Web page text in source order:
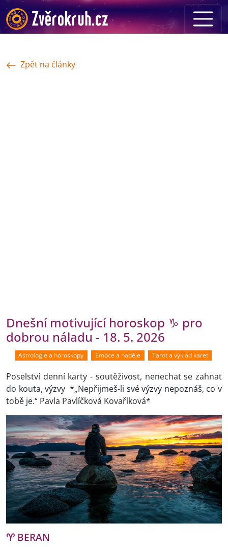
Zpět na články
Dnešní motivující horoskop ♑ pro
dobrou náladu - 18. 5. 2026
Astrologie a horoskopy Emoce a naděje Tarot a výklad karet
Poselství denní karty - soutěživost, nenechat se zahnat
do kouta, výzvy *„Nepřijmeš-li své výzvy nepoznáš, co v
tobě je.“ Pavla Pavlíčková Kovaříková*
♈ BERAN